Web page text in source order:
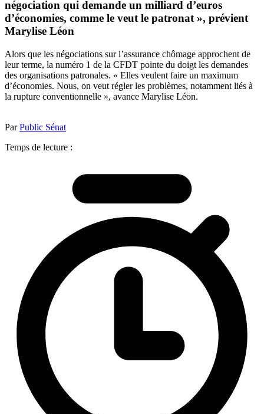
négociation qui demande un milliard d’euros
d’économies, comme le veut le patronat », prévient
Marylise Léon
Alors que les négociations sur l’assurance chômage approchent de
leur terme, la numéro 1 de la CFDT pointe du doigt les demandes
des organisations patronales. « Elles veulent faire un maximum
d’économies. Nous, on veut régler les problèmes, notamment liés à
la rupture conventionnelle », avance Marylise Léon.
ParPublic Sénat
Temps de lecture :